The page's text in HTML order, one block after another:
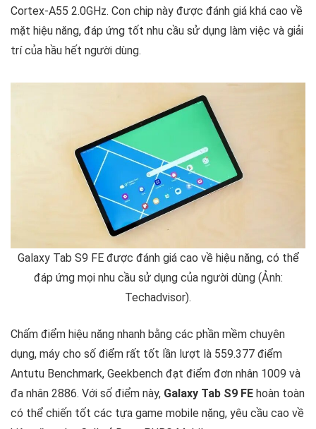
Cortex-A55 2.0GHz. Con chip này được đánh giá khá cao về
mặt hiệu năng, đáp ứng tốt nhu cầu sử dụng làm việc và giải
trí của hầu hết người dùng.
Galaxy Tab S9 FE được đánh giá cao về hiệu năng, có thể
đáp ứng mọi nhu cầu sử dụng của người dùng (Ảnh:
Techadvisor).
Chấm điểm hiệu năng nhanh bằng các phần mềm chuyên
dụng, máy cho số điểm rất tốt lần lượt là 559.377 điểm
Antutu Benchmark, Geekbench đạt điểm đơn nhân 1009 và
đa nhân 2886. Với số điểm này, Galaxy Tab S9 FE hoàn toàn
có thể chiến tốt các tựa game mobile nặng, yêu cầu cao về